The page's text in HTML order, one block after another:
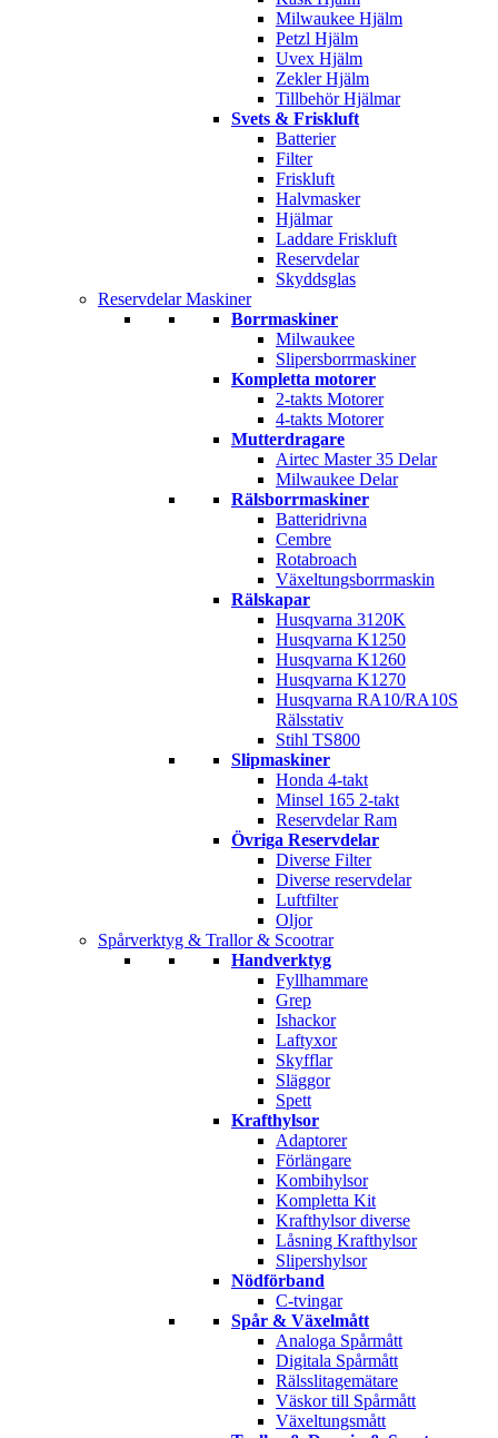
Milwaukee Hjälm
Petzl Hjälm
Uvex Hjälm
Zekler Hjälm
Tillbehör Hjälmar
Svets & Friskluft
Batterier
Filter
Friskluft
Halvmasker
Hjälmar
Laddare Friskluft
Reservdelar
Skyddsglas
Reservdelar Maskiner
Borrmaskiner
Milwaukee
Slipersborrmaskiner
Kompletta motorer
2-takts Motorer
4-takts Motorer
Mutterdragare
Airtec Master 35 Delar
Milwaukee Delar
Rälsborrmaskiner
Batteridrivna
Cembre
Rotabroach
Växeltungsborrmaskin
Rälskapar
Husqvarna 3120K
Husqvarna K1250
Husqvarna K1260
Husqvarna K1270
Husqvarna RA10/RA10S
Rälsstativ
Stihl TS800
Slipmaskiner
Honda 4-takt
Minsel 165 2-takt
Reservdelar Ram
Övriga Reservdelar
Diverse Filter
Diverse reservdelar
Luftfilter
Oljor
Spårverktyg & Trallor & Scootrar
Handverktyg
Fyllhammare
Grep
Ishackor
Laftyxor
Skyfflar
Släggor
Spett
Krafthylsor
Adaptorer
Förlängare
Kombihylsor
Kompletta Kit
Krafthylsor diverse
Låsning Krafthylsor
Slipershylsor
Nödförband
C-tvingar
Spår & Växelmått
Analoga Spårmått
Digitala Spårmått
Rälsslitagemätare
Väskor till Spårmått
Växeltungsmått